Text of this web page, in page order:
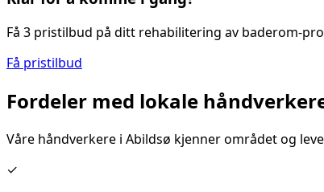
Få 3 pristilbud på ditt rehabilitering av baderom-
Få pristilbud
Fordeler med lokale
Våre håndverkere i Abildsø kjenner området og
✓